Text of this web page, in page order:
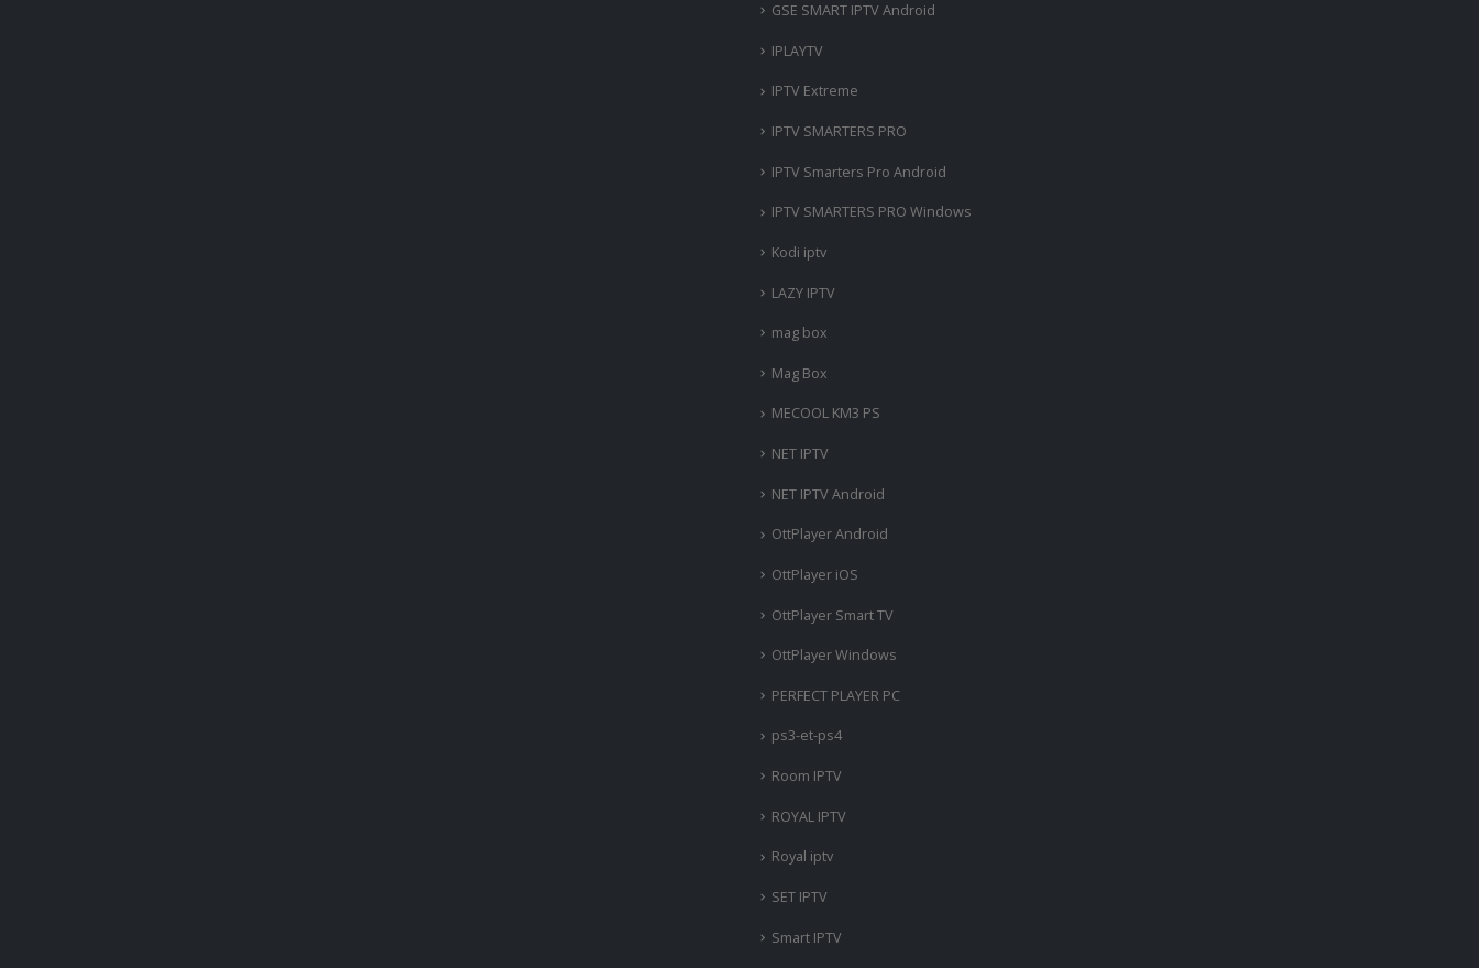
GSE SMART IPTV Android
IPLAYTV
IPTV Extreme
IPTV SMARTERS PRO
IPTV Smarters Pro Android
IPTV SMARTERS PRO Windows
Kodi iptv
LAZY IPTV
mag box
Mag Box
MECOOL KM3 PS
NET IPTV
NET IPTV Android
OttPlayer Android
OttPlayer iOS
OttPlayer Smart TV
OttPlayer Windows
PERFECT PLAYER PC
ps3-et-ps4
Room IPTV
ROYAL IPTV
Royal iptv
SET IPTV
Smart IPTV